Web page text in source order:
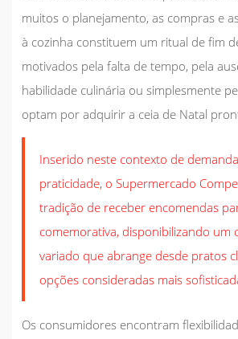
muitos o planejamento, as compras e
à cozinha constituem um ritual de fim
motivados pela falta de tempo, pela
habilidade culinária ou simplesmente
optam por adquirir a ceia de Natal
Inserido neste contexto de
praticidade, o Supermercado
tradição de receber encomendas
comemorativa, disponibilizando um
variado que abrange desde pratos
opções consideradas mais
Os consumidores encontram